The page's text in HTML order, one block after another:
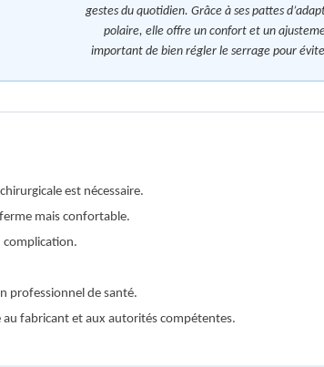
gestes du quotidien. Grâce à ses pattes
polaire, elle offre un confort et un
important de bien régler le serrage pour
est nécessaire.
mais confortable.
complication.
professionnel de santé.
au fabricant et aux autorités compétentes.